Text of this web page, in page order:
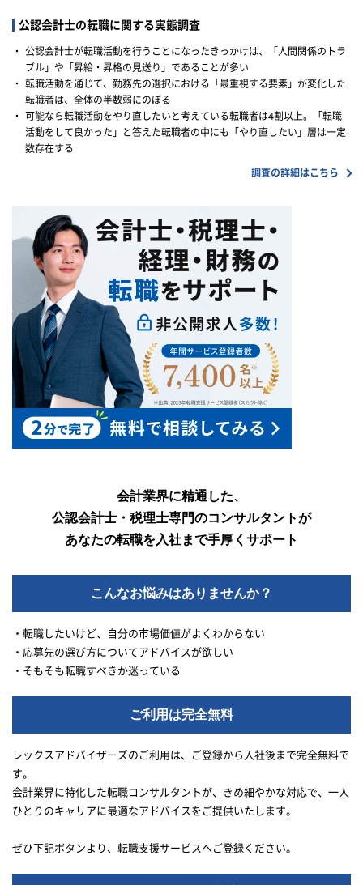
公認会計士の転職に関する実態調査
・ 公認会計士が転職活動を行うことになったきっかけは、「人間関係のトラ
ブル」や「昇給・昇格の見送り」であることが多い
・ 転職活動を通じて、勤務先の選択における「最重視する要素」が変化した
転職者は、全体の半数弱にのぼる
・ 可能なら転職活動をやり直したいと考えている転職者は4割以上。「転職
活動をして良かった」と答えた転職者の中にも「やり直したい」層は一定
数存在する
調査の詳細はこちら
会計業界に精通した、
公認会計士・税理士専門のコンサルタントが
あなたの転職を入社まで手厚くサポート
こんなお悩みはありませんか？
・転職したいけど、自分の市場価値がよくわからない
・応募先の選び方についてアドバイスが欲しい
・そもそも転職すべきか迷っている
ご利用は完全無料
レックスアドバイザーズのご利用は、ご登録から入社後まで完全無料で
す。
会計業界に特化した転職コンサルタントが、きめ細やかな対応で、一人
ひとりのキャリアに最適なアドバイスをご提供いたします。
ぜひ下記ボタンより、転職支援サービスへご登録ください。